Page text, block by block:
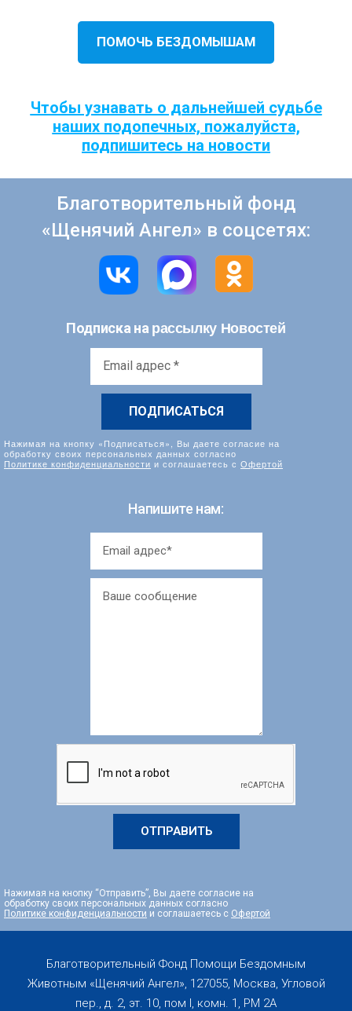
ПОМОЧЬ БЕЗДОМЫШАМ
Чтобы узнавать о дальнейшей судьбе
наших подопечных, пожалуйста,
подпишитесь на новости
Благотворительный фонд
«Щенячий Ангел» в соцсетях:
Подписка на рассылку Новостей
Нажимая на кнопку «Подписаться», Вы даете согласие на
обработку своих персональных данных согласно
Политике конфиденциальности и соглашаетесь с Офертой
Напишите нам:
ОТПРАВИТЬ
Нажимая на кнопку “Отправить”, Вы даете согласие на
обработку своих персональных данных согласно
Политике конфиденциальности и соглашаетесь с Офертой
Благотворительный Фонд Помощи Бездомным
Животным «Щенячий Ангел», 127055, Москва, Угловой
пер., д. 2, эт. 10, пом I, комн. 1, PM 2А